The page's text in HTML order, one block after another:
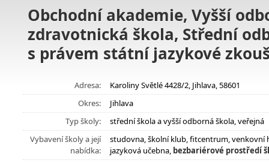
Obchodní akademie, Vyšší
zdravotnická škola, Střední
s právem státní jazykové
Adresa:
Karoliny Světlé 4428/2, Jihlava, 58601
Okres:
Jihlava
Typ školy:
střední škola a vyšší odborná škola, veřejná
Vybavení školy a její
nabídka:
studovna, školní klub, fitcentrum,
jazyková učebna, bezbariérové prostředí